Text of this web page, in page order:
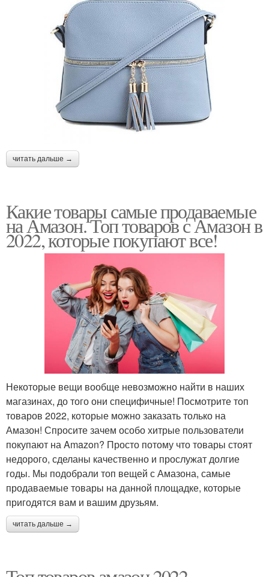
читать дальше →
Какие товары самые продаваемые
на Амазон. Топ товаров с Амазон в
2022, которые покупают все!
Некоторые вещи вообще невозможно найти в наших
магазинах, до того они специфичные! Посмотрите топ
товаров 2022, которые можно заказать только на
Амазон! Спросите зачем особо хитрые пользователи
покупают на Amazon? Просто потому что товары стоят
недорого, сделаны качественно и прослужат долгие
годы. Мы подобрали топ вещей с Амазона, самые
продаваемые товары на данной площадке, которые
пригодятся вам и вашим друзьям.
читать дальше →